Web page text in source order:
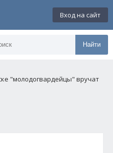
Вход на сайт
Найти
"молодогвардейцы" вручат